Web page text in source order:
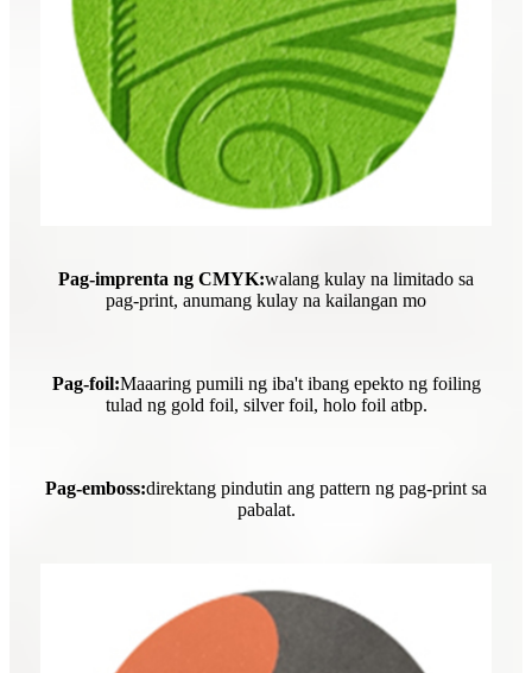
Pag-imprenta ng CMYK:walang kulay na limitado sa
pag-print, anumang kulay na kailangan mo
Pag-foil:Maaaring pumili ng iba't ibang epekto ng foiling
tulad ng gold foil, silver foil, holo foil atbp.
Pag-emboss:direktang pindutin ang pattern ng pag-print sa
pabalat.